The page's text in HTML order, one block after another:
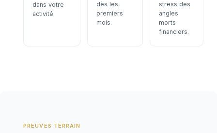
dans votre
activité.
dès les
premiers
mois.
stress des
angles
morts
financiers.
PREUVES TERRAIN